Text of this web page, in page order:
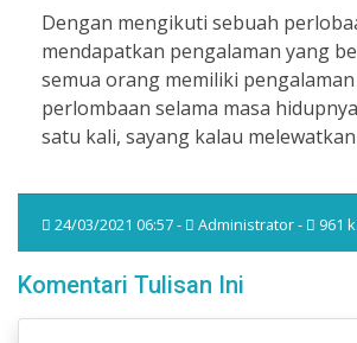
Dengan mengikuti sebuah
mendapatkan pengalaman yang
semua orang memiliki
perlombaan selama masa
satu kali, sayang kalau
24/03/2021 06:57 - Administrator - 961
Komentari Tulisan Ini